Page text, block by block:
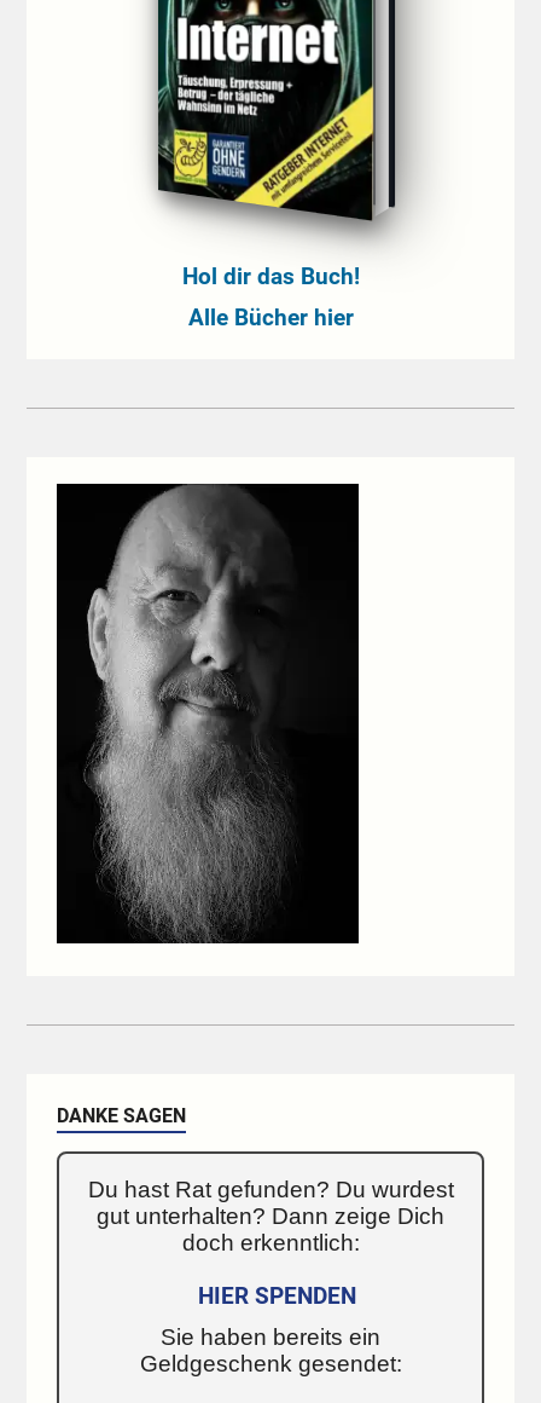
Hol dir das Buch!
Alle Bücher hier
DANKE SAGEN
Du hast Rat gefunden? Du wurdest
gut unterhalten? Dann zeige Dich
doch erkenntlich:
HIER SPENDEN
Sie haben bereits ein
Geldgeschenk gesendet: